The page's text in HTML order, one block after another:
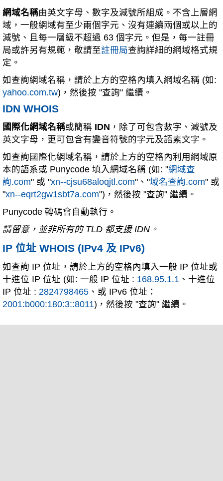
網域名稱由英文字母、數字及減號所組成。不含上層網
域，一般網域有至少兩個字元、沒有連續兩個或以上的
減號、且每一層級不超過 63 個字元。但是，每一註冊
局或許另有規範，敬請至註冊局查詢詳細的網域格式規
定。
如查詢網域名稱，請於上方的空格內填入網域名稱 (如:
yahoo.com.tw)，然後按 "查詢" 繼續。
IDN WHOIS
國際化網域名稱或簡稱 IDN ，除了可包含數字、減號及
英文字母，更可包含有變音符號的字元及語素文字。
如查詢國際化網域名稱，請於上方的空格內利用網域原
本的語系或 Punycode 填入網域名稱 (如: "網域查
詢.com" 或 "xn--cjsu68aloqjtl.com"、"域名查詢.com" 或
"xn--eqrt2gw1sbt7a.com")，然後按 "查詢" 繼續。
Punycode 轉碼會自動執行。
請留意，並非所有的 TLD 都支援 IDN。
IP 位址 WHOIS (IPv4 及 IPv6)
如查詢 IP 位址，請於上方的空格內填入一般 IP 位址或
十進位 IP 位址 (如: 一般 IP 位址 : 168.95.1.1 、十進位
IP 位址 : 2824798465 、或 IPv6 位址：
2001:b000:180:3::8011)，然後按 "查詢" 繼續。